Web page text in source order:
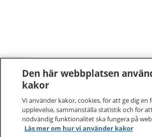
1177–tryggt om din hälsa
På 1177.se får du råd om hälsa och
sjukdomar och vilka mottagningar du
Logga in för att läsa din journal och
Den här webbplatsen
kakor
Vi använder kakor, cookies, för att ge dig en
upplevelse, sammanställa statistik och för
nödvändig funktionalitet ska fungera på
Läs mer om hur vi använder kakor